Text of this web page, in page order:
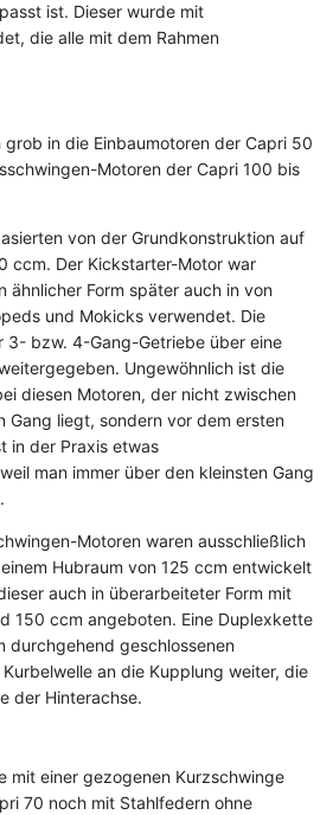
ist. Dieser wurde mit
die alle mit dem Rahmen
grob in die Einbaumotoren der Capri 50
Motoren der Capri 100 bis
von der Grundkonstruktion auf
ccm. Der Kickstarter-Motor war
ähnlicher Form später auch in von
und Mokicks verwendet. Die
bzw. 4-Gang-Getriebe über eine
Ungewöhnlich ist die
diesen Motoren, der nicht zwischen
Gang liegt, sondern vor dem ersten
in der Praxis etwas
man immer über den kleinsten Gang
Motoren waren ausschließlich
Hubraum von 125 ccm entwickelt
auch in überarbeiteter Form mit
150 ccm angeboten. Eine Duplexkette
durchgehend geschlossenen
an die Kupplung weiter, die
der Hinterachse.
mit einer gezogenen Kurzschwinge
70 noch mit Stahlfedern ohne